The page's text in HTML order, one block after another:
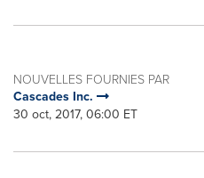
NOUVELLES FOURNIES PAR
Cascades Inc.
30 oct, 2017, 06:00 ET